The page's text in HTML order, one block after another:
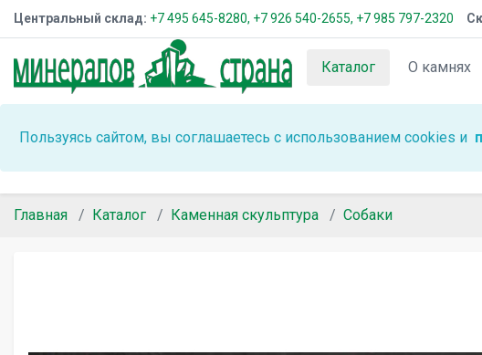
Центральный склад: +7 495 645-8280, +7 926 540-2655, +7 985 797-2320
Каталог О камнях
Пользуясь сайтом, вы соглашаетесь с использованием cookies и
Главная Каталог Каменная скульптура Собаки